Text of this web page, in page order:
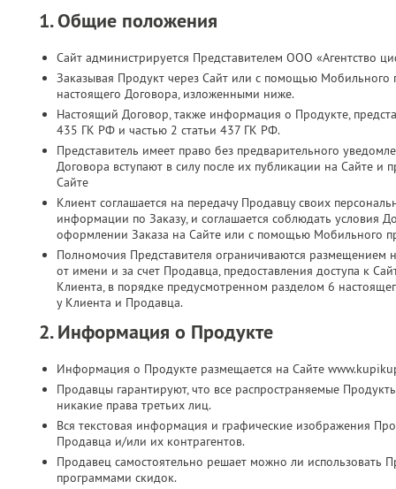
1. Общие положения
Сайт администрируется Представителем ООО «Агентство
Заказывая Продукт через Сайт или с помощью Мобильного
настоящего Договора, изложенными ниже.
Настоящий Договор, также информация о Продукте,
435 ГК РФ и частью 2 статьи 437 ГК РФ.
Представитель имеет право без предварительного
Договора вступают в силу после их публикации на Сайте
Сайте
Клиент соглашается на передачу Продавцу своих
информации по Заказу, и соглашается соблюдать условия
оформлении Заказа на Сайте или с помощью Мобильного
Полномочия Представителя ограничиваются
от имени и за счет Продавца, предоставления доступа к
Клиента, в порядке предусмотренном разделом 6
у Клиента и Продавца.
2. Информация о Продукте
Информация о Продукте размещается на Сайте
Продавцы гарантируют, что все распространяемые
никакие права третьих лиц.
Вся текстовая информация и графические изображения
Продавца и/или их контрагентов.
Продавец самостоятельно решает можно ли
программами скидок.